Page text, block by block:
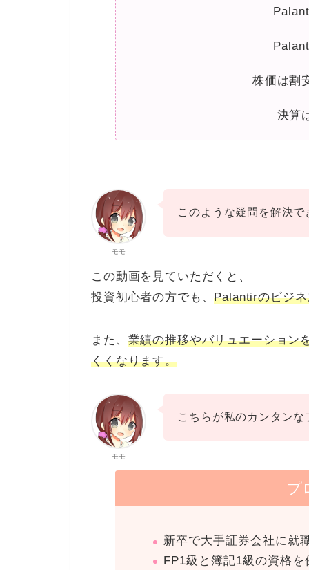
株価は割
決算
モモ
このような疑問を解決
この動画を見ていただくと、
投資初心者の方でも、Palantirのビジ
また、 業績の推移やバリュエーション
くくなります。
モモ
こちらが私のカンタン
プ
新卒で大手証券会社に就
FP1級と簿記1級の資格を